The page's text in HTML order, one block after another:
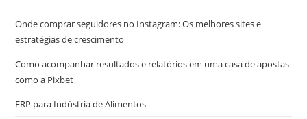
Onde comprar seguidores no Instagram: Os melhores sites e
estratégias de crescimento
Como acompanhar resultados e relatórios em uma casa de apostas
como a Pixbet
ERP para Indústria de Alimentos